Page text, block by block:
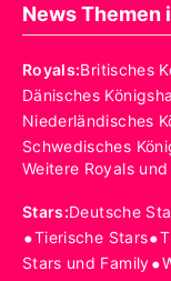
News Themen
Royals:Britisches
Dänisches
Niederländisches
Schwedisches
Weitere Royals
Stars:Deutsche
•Tierische Stars•
Stars und Family•